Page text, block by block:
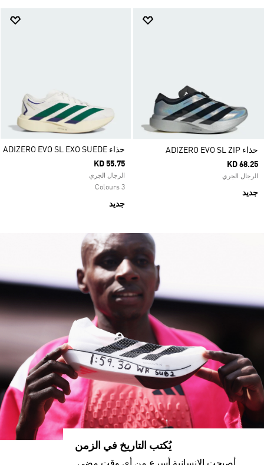
حذاء ADIZERO EVO SL ZIP
KD 68.25
الرجال الجري
جديد
حذاء ADIZERO EVO SL EXO SUEDE
KD 55.75
الرجال الجري
3 Colours
جديد
يُكتب التاريخ في الزمن